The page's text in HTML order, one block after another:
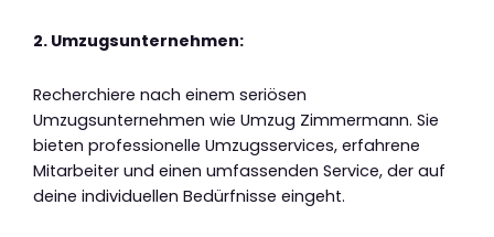
2. Umzugsunternehmen:
Recherchiere nach einem seriösen
Umzugsunternehmen wie Umzug Zimmermann. Sie
bieten professionelle Umzugsservices, erfahrene
Mitarbeiter und einen umfassenden Service, der auf
deine individuellen Bedürfnisse eingeht.